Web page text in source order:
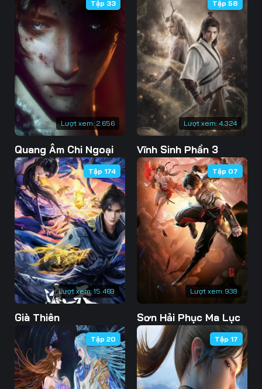
Lượt xem: 2.656
Tập 33
Quang Âm Chi Ngoại
Lượt xem: 4.324
Tập 58
Vĩnh Sinh Phần 3
Lượt xem: 15.469
Tập 174
Già Thiên
Lượt xem: 938
Tập 07
Sơn Hải Phục Ma Lục
Tập 20 Tập 17